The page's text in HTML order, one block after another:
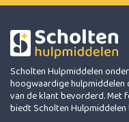
Scholten Hulpmiddelen
hoogwaardige
van de klant bevorderd. Met
biedt Scholten